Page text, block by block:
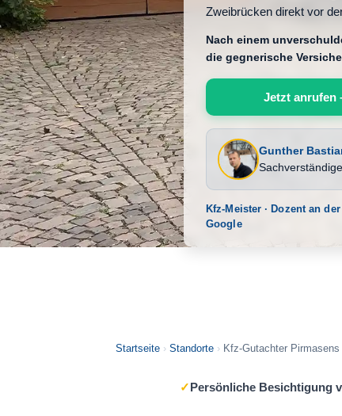
Zweibrücken direkt vor
Nach einem
die gegnerische
Jetzt anrufen
Gunther
Kfz-Meister · Dozent an
Google
Startseite › Standorte › Kfz-Gutachter Pirmasens
✓Persönliche Besichtigung